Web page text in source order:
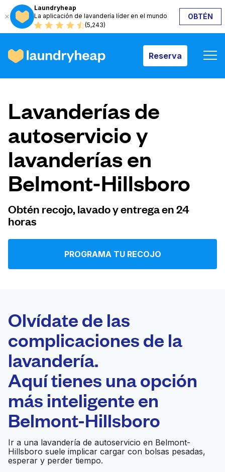
Laundryheap
La aplicación de lavandería líder en el mundo
(5,243)
OBTÉN
Reserva
Reserva
Cómo funciona
Precios y servicios
Quiénes somos
Iniciar sesión
United States ES
Lavanderías de
autoservicio y
lavanderías en
Belmont-Hillsboro
Obtén recojo, lavado y entrega en 24
horas
PROGRAMA TU RECOJO
Olvídate de las
complicaciones de la
lavandería.
Aquí tienes una opción
más inteligente en
Belmont-Hillsboro
Ir a una lavandería de autoservicio en Belmont-
Hillsboro suele implicar cargar con bolsas pesadas,
esperar y perder tiempo.